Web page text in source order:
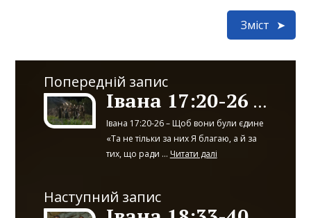
Зміст
Попередній запис
Івана 17:20-26 – 18:1-14
Івана 17:20-26 – Щоб вони були єдине
«Та не тільки за них Я благаю, а й за
тих, що ради ... Читати далі
Наступний запис